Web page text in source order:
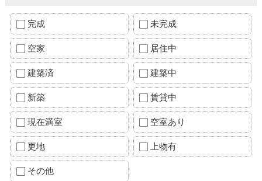
完成 未完成
空家 居住中
建築済 建築中
新築 賃貸中
現在満室 空室あり
更地 上物有
その他